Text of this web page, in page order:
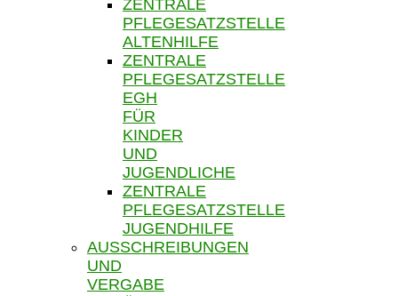
ZENTRALE
PFLEGESATZSTELLE
ALTENHILFE
ZENTRALE
PFLEGESATZSTELLE
EGH
FÜR
KINDER
UND
JUGENDLICHE
ZENTRALE
PFLEGESATZSTELLE
JUGENDHILFE
AUSSCHREIBUNGEN
UND
VERGABE